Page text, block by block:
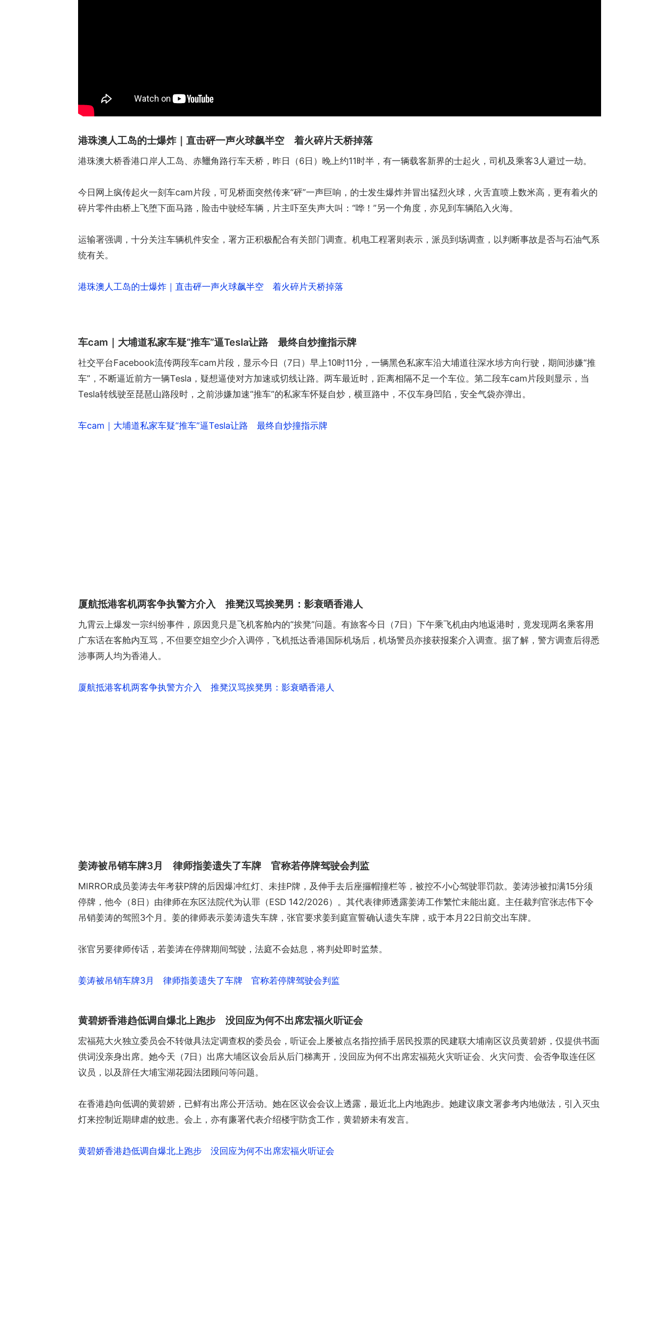
港珠澳人工岛的士爆炸｜直击砰一声火球飙半空 着火碎片天桥掉落
港珠澳大桥香港口岸人工岛、赤𫚭角路行车天桥，昨日（6日）晚上约11时半，有一辆载客新界的士起火，司机及乘客3人避过一劫。
今日网上疯传起火一刻车cam片段，可见桥面突然传来“砰”一声巨响，的士发生爆炸并冒出猛烈火球，火舌直喷上数米高，更有着火的
碎片零件由桥上飞堕下面马路，险击中驶经车辆，片主吓至失声大叫：“哗！”另一个角度，亦见到车辆陷入火海。
运输署强调，十分关注车辆机件安全，署方正积极配合有关部门调查。机电工程署则表示，派员到场调查，以判断事故是否与石油气系
统有关。
港珠澳人工岛的士爆炸｜直击砰一声火球飙半空 着火碎片天桥掉落
车cam｜大埔道私家车疑“推车”逼Tesla让路 最终自炒撞指示牌
社交平台Facebook流传两段车cam片段，显示今日（7日）早上10时11分，一辆黑色私家车沿大埔道往深水埗方向行驶，期间涉嫌“推
车”，不断逼近前方一辆Tesla，疑想逼使对方加速或切线让路。两车最近时，距离相隔不足一个车位。第二段车cam片段则显示，当
Tesla转线驶至琵琶山路段时，之前涉嫌加速“推车”的私家车怀疑自炒，横亘路中，不仅车身凹陷，安全气袋亦弹出。
车cam｜大埔道私家车疑“推车”逼Tesla让路 最终自炒撞指示牌
厦航抵港客机两客争执警方介入 推凳汉骂挨凳男：影衰晒香港人
九霄云上爆发一宗纠纷事件，原因竟只是飞机客舱内的“挨凳”问题。有旅客今日（7日）下午乘飞机由内地返港时，竟发现两名乘客用
广东话在客舱内互骂，不但要空姐空少介入调停，飞机抵达香港国际机场后，机场警员亦接获报案介入调查。据了解，警方调查后得悉
涉事两人均为香港人。
厦航抵港客机两客争执警方介入 推凳汉骂挨凳男：影衰晒香港人
姜涛被吊销车牌3月 律师指姜遗失了车牌 官称若停牌驾驶会判监
MIRROR成员姜涛去年考获P牌的后因爆冲红灯、未挂P牌，及伸手去后座攞帽撞栏等，被控不小心驾驶罪罚款。姜涛涉被扣满15分须
停牌，他今（8日）由律师在东区法院代为认罪（ESD 142/2026）。其代表律师透露姜涛工作繁忙未能出庭。主任裁判官张志伟下令
吊销姜涛的驾照3个月。姜的律师表示姜涛遗失车牌，张官要求姜到庭宣誓确认遗失车牌，或于本月22日前交出车牌。
张官另要律师传话，若姜涛在停牌期间驾驶，法庭不会姑息，将判处即时监禁。
姜涛被吊销车牌3月 律师指姜遗失了车牌 官称若停牌驾驶会判监
黄碧娇香港趋低调自爆北上跑步 没回应为何不出席宏福火听证会
宏福苑大火独立委员会不转做具法定调查权的委员会，听证会上屡被点名指控插手居民投票的民建联大埔南区议员黄碧娇，仅提供书面
供词没亲身出席。她今天（7日）出席大埔区议会后从后门梯离开，没回应为何不出席宏福苑火灾听证会、火灾问责、会否争取连任区
议员，以及辞任大埔宝湖花园法团顾问等问题。
在香港趋向低调的黄碧娇，已鲜有出席公开活动。她在区议会会议上透露，最近北上内地跑步。她建议康文署参考内地做法，引入灭虫
灯来控制近期肆虐的蚊患。会上，亦有廉署代表介绍楼宇防贪工作，黄碧娇未有发言。
黄碧娇香港趋低调自爆北上跑步 没回应为何不出席宏福火听证会